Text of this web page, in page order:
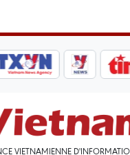
VIETNAMIENNE